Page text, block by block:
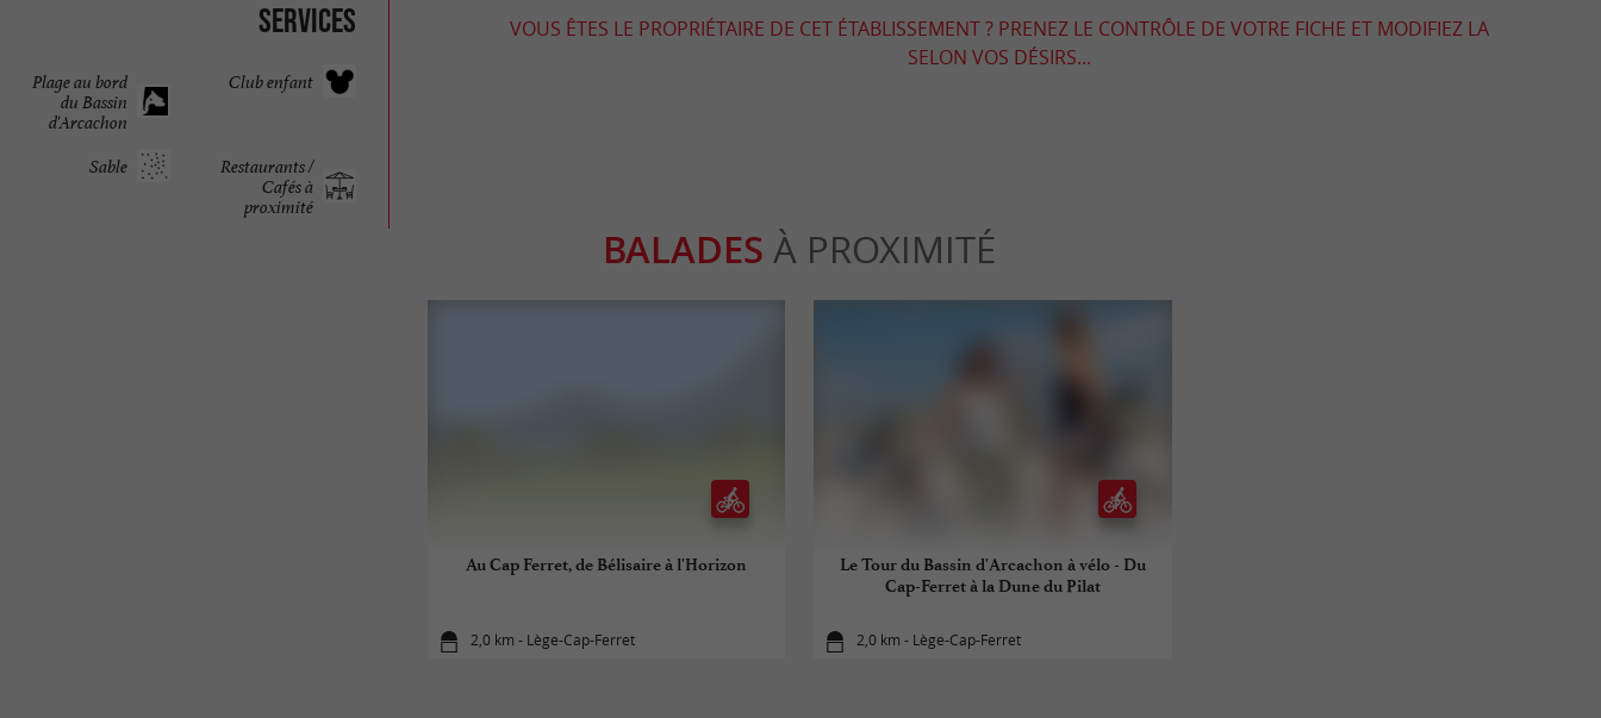
Services
Club enfant
Plage au bord
du Bassin
d'Arcachon
Restaurants /
Cafés à
proximité
Sable
VOUS ÊTES LE PROPRIÉTAIRE DE CET ÉTABLISSEMENT ? PRENEZ LE CONTRÔLE DE VOTRE FICHE ET MODIFIEZ LA
SELON VOS DÉSIRS...
BALADES À PROXIMITÉ
Au Cap Ferret, de Bélisaire à l'Horizon
2,0 km - Lège-Cap-Ferret
Le Tour du Bassin d'Arcachon à vélo - Du
Cap-Ferret à la Dune du Pilat
2,0 km - Lège-Cap-Ferret